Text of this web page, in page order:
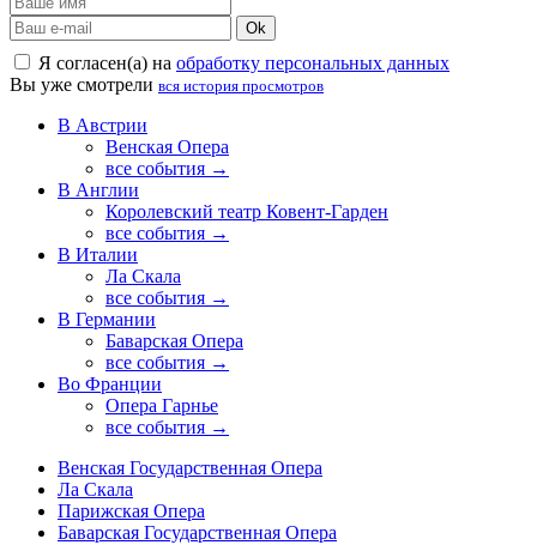
Ok
Я согласен(а) на обработку персональных данных
Вы уже смотрели вся история просмотров
В Австрии
Венская Опера
все события →
В Англии
Королевский театр Ковент-Гарден
все события →
В Италии
Ла Скала
все события →
В Германии
Баварская Опера
все события →
Во Франции
Опера Гарнье
все события →
Венская Государственная Опера
Ла Скала
Парижская Опера
Баварская Государственная Опера